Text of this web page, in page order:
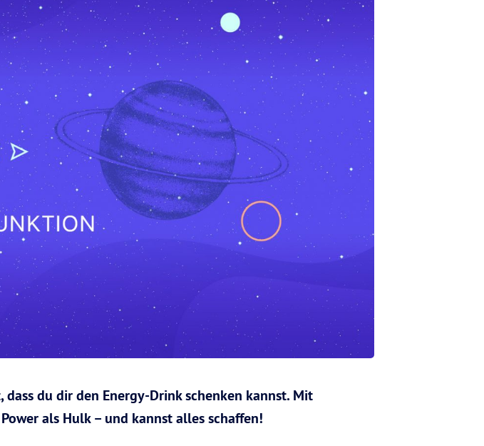
du dir den Energy-Drink schenken kannst. Mit
als Hulk – und kannst alles schaffen!